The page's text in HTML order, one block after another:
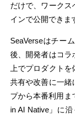
だけで、ワークス
インで公開できま
SeaVerseはチー
後、開発者はコラ
上でプロダクト
共有や改善に一緒
プから本番利用ま
in AI Native」に